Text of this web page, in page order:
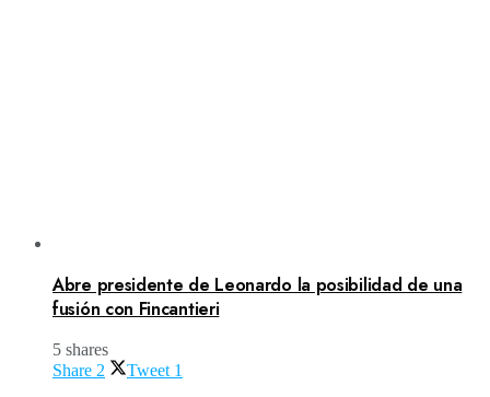
Abre presidente de Leonardo la posibilidad de una
fusión con Fincantieri
5 shares
Share 2 Tweet 1